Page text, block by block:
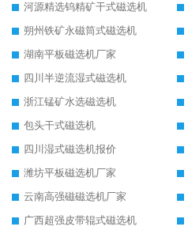
河源精选钨精矿干式磁选机
朔州铁矿永磁筒式磁选机
湖南平板磁选机厂家
四川半逆流湿式磁选机
浙江锰矿水选磁选机
包头干式磁选机
四川湿式磁选机报价
潍坊平板磁选机厂家
云南高强磁磁选机厂家
广西超强皮带辊式磁选机